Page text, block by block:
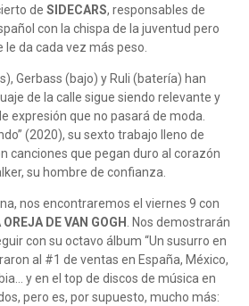
de SIDECARS, responsables de
con la chispa de la juventud pero
le da cada vez más peso.
Gerbass (bajo) y Ruli (batería) han
de la calle sigue siendo relevante y
expresión que no pasará de moda.
(2020), su sexto trabajo lleno de
canciones que pegan duro al corazón
su hombre de confianza.
nos encontraremos el viernes 9 con
OREJA DE VAN GOGH . Nos demostrarán
con su octavo álbum “Un susurro en
al #1 de ventas en España, México,
y en el top de discos de música en
pero es, por supuesto, mucho más: